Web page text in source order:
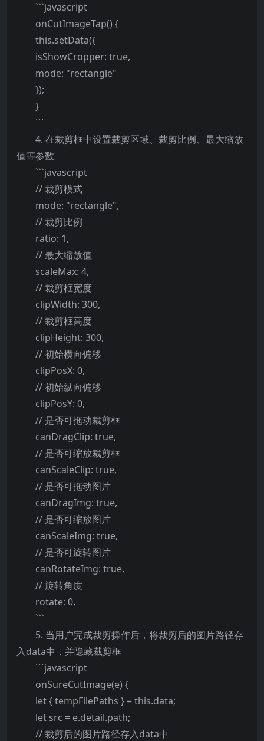
```javascript
onCutImageTap() {
this.setData({
isShowCropper: true,
mode: "rectangle"
});
}
```
4. 在裁剪框中设置裁剪区域、裁剪比例、最大缩放
值等参数
```javascript
// 裁剪模式
mode: "rectangle",
// 裁剪比例
ratio: 1,
// 最大缩放值
scaleMax: 4,
// 裁剪框宽度
clipWidth: 300,
// 裁剪框高度
clipHeight: 300,
// 初始横向偏移
clipPosX: 0,
// 初始纵向偏移
clipPosY: 0,
// 是否可拖动裁剪框
canDragClip: true,
// 是否可缩放裁剪框
canScaleClip: true,
// 是否可拖动图片
canDragImg: true,
// 是否可缩放图片
canScaleImg: true,
// 是否可旋转图片
canRotateImg: true,
// 旋转角度
rotate: 0,
```
5. 当用户完成裁剪操作后，将裁剪后的图片路径存
入data中，并隐藏裁剪框
```javascript
onSureCutImage(e) {
let { tempFilePaths } = this.data;
let src = e.detail.path;
// 裁剪后的图片路径存入data中